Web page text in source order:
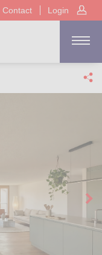
Contact Login